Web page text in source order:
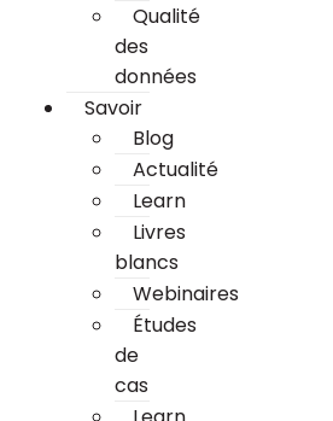
Qualité
des
données
Savoir
Blog
Actualité
Learn
Livres
blancs
Webinaires
Études
de
cas